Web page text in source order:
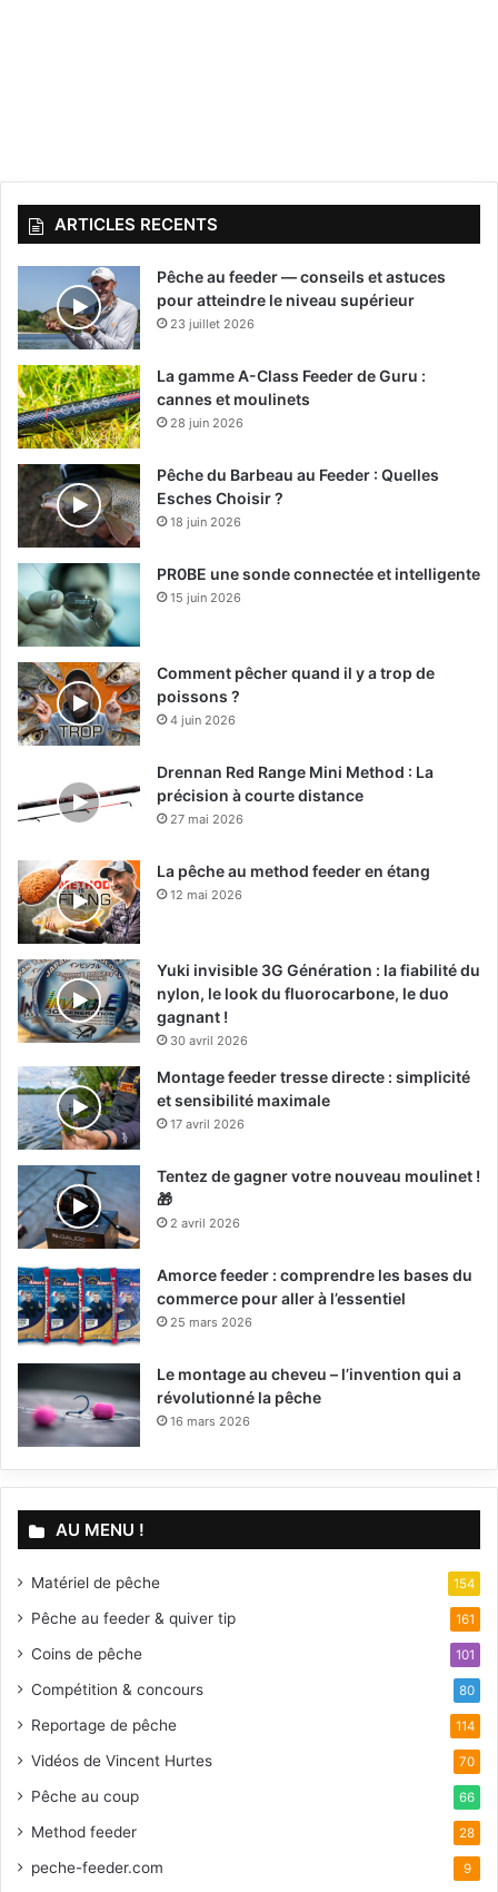
ARTICLES RECENTS
Pêche au feeder — conseils et astuces
pour atteindre le niveau supérieur
23 juillet 2026
La gamme A-Class Feeder de Guru :
cannes et moulinets
28 juin 2026
Pêche du Barbeau au Feeder : Quelles
Esches Choisir ?
18 juin 2026
PR0BE une sonde connectée et intelligente
15 juin 2026
Comment pêcher quand il y a trop de
poissons ?
4 juin 2026
Drennan Red Range Mini Method : La
précision à courte distance
27 mai 2026
La pêche au method feeder en étang
12 mai 2026
Yuki invisible 3G Génération : la fiabilité du
nylon, le look du fluorocarbone, le duo
gagnant !
30 avril 2026
Montage feeder tresse directe : simplicité
et sensibilité maximale
17 avril 2026
Tentez de gagner votre nouveau moulinet !
🎁
2 avril 2026
Amorce feeder : comprendre les bases du
commerce pour aller à l’essentiel
25 mars 2026
Le montage au cheveu – l’invention qui a
révolutionné la pêche
16 mars 2026
AU MENU !
Matériel de pêche 154
Pêche au feeder & quiver tip 161
Coins de pêche 101
Compétition & concours 80
Reportage de pêche 114
Vidéos de Vincent Hurtes 70
Pêche au coup 66
Method feeder 28
peche-feeder.com 9